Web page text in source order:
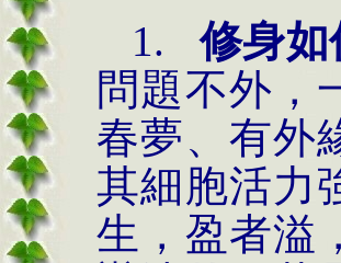
1.
修身如
問題不外，
春夢、有外
其細胞活力
生，盈者溢